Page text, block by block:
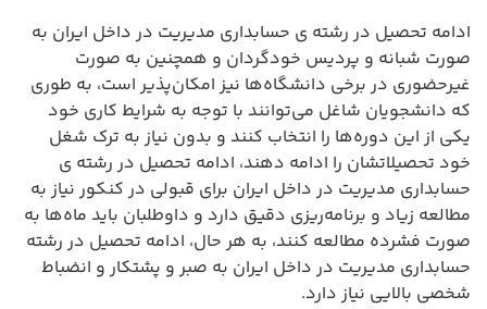
ادامه تحصیل در رشته ی حسابداری مدیریت در داخل ایران به
صورت شبانه و پردیس خودگردان و همچنین به صورت
غیرحضوری در برخی دانشگاه‌ها نیز امکان‌پذیر است، به طوری
که دانشجویان شاغل می‌توانند با توجه به شرایط کاری خود
یکی از این دوره‌ها را انتخاب کنند و بدون نیاز به ترک شغل
خود تحصیلاتشان را ادامه دهند، ادامه تحصیل در رشته ی
حسابداری مدیریت در داخل ایران برای قبولی در کنکور نیاز به
مطالعه زیاد و برنامه‌ریزی دقیق دارد و داوطلبان باید ماه‌ها به
صورت فشرده مطالعه کنند، به هر حال، ادامه تحصیل در رشته
حسابداری مدیریت در داخل ایران به صبر و پشتکار و انضباط
شخصی بالایی نیاز دارد.